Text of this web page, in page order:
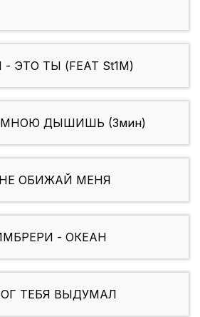
ЭТО ТЫ (FEAT St1M)
МНОЮ ДЫШИШЬ (3мин)
ОБИЖАЙ МЕНЯ
- ОКЕАН
ТЕБЯ ВЫДУМАЛ